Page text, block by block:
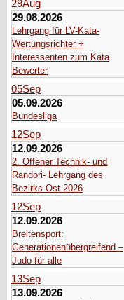
29Aug
29.08.2026
Lehrgang für LV-Kata-
Wertungsrichter +
Interessenten zum Kata
Bewerter
05Sep
05.09.2026
Bundesliga
12Sep
12.09.2026
2. Offener Technik- und
Randori- Lehrgang des
Bezirks Ost 2026
12Sep
12.09.2026
Breitensport:
Generationenübergreifend –
Judo für alle
13Sep
13.09.2026